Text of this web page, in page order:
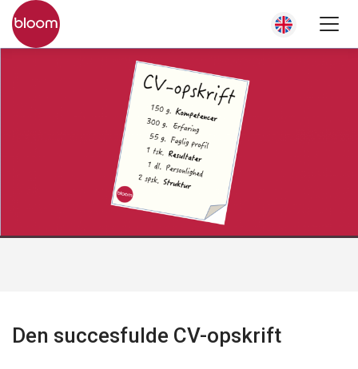
Den succesfulde CV-opskrift